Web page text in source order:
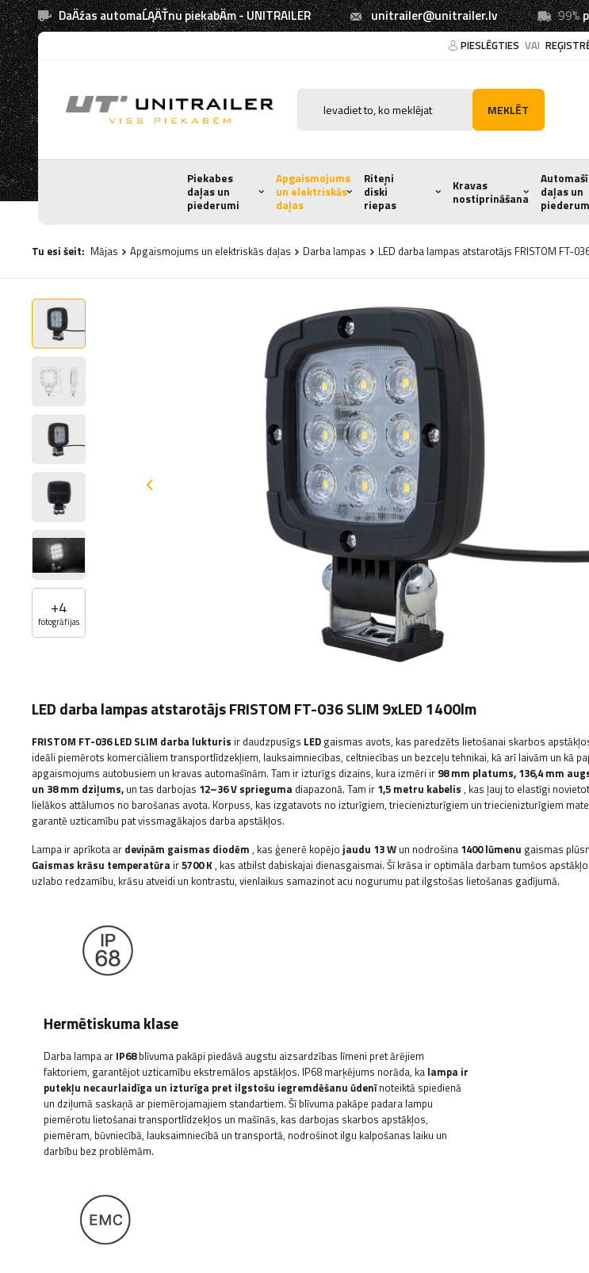
DaÄźas automaĹĄÄŤnu piekabÄm - UNITRAILER unitrailer@unitrailer.lv 99%
PIESLĒGTIES VAI
MEKLĒT
Piekabes
daļas un
piederumi
Apgaismojums
un elektriskās
daļas
Riteņi
diski
riepas
Kravas
nostiprināšana
daļas un
Tu esi šeit: Mājas Apgaismojums un elektriskās daļas Darba lampas LED darba lampas atstarotājs FRISTOM FT-
+4
fotogrāfijas
LED darba lampas atstarotājs FRISTOM FT-036 SLIM 9xLED 1400lm
FRISTOM FT-036 LED SLIM darba lukturis ir daudzpusīgs LED gaismas avots, kas paredzēts lietošanai skarbos
ideāli piemērots komerciāliem transportlīdzekļiem, lauksaimniecības, celtniecības un bezceļu tehnikai, kā arī laivām un kā
apgaismojums autobusiem un kravas automašīnām. Tam ir izturīgs dizains, kura izmēri ir 98 mm platums, 136,4 mm
un 38 mm dziļums, un tas darbojas 12–36 V sprieguma diapazonā. Tam ir 1,5 metru kabelis , kas ļauj to elastīgi
lielākos attālumos no barošanas avota. Korpuss, kas izgatavots no izturīgiem, triecienizturīgiem un triecienizturīgiem
garantē uzticamību pat vissmagākajos darba apstākļos.
Lampa ir aprīkota ar deviņām gaismas diodēm , kas ģenerē kopējo jaudu 13 W un nodrošina 1400 lūmenu gaismas
Gaismas krāsu temperatūra ir5700 K, kas atbilst dabiskajai dienasgaismai. Šī krāsa ir optimāla darbam tumšos
uzlabo redzamību, krāsu atveidi un kontrastu, vienlaikus samazinot acu nogurumu pat ilgstošas ​​lietošanas gadījumā.
Hermētiskuma klase
Darba lampa ar IP68blīvuma pakāpi piedāvā augstu aizsardzības līmeni pret ārējiem
faktoriem, garantējot uzticamību ekstremālos apstākļos. IP68 marķējums norāda, ka lampa ir
putekļu necaurlaidīga un izturīga pret ilgstošu iegremdēšanu ūdenīnoteiktā spiedienā
un dziļumā saskaņā ar piemērojamajiem standartiem. Šī blīvuma pakāpe padara lampu
piemērotu lietošanai transportlīdzekļos un mašīnās, kas darbojas skarbos apstākļos,
piemēram, būvniecībā, lauksaimniecībā un transportā, nodrošinot ilgu kalpošanas laiku un
darbību bez problēmām.